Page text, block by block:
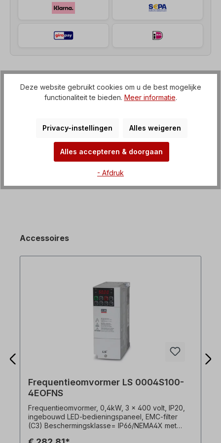
Beschrijving
Haakse motorreductor (tandwielkast met IEC-flens
Hz, 3 x 265/460 V-60 Hz (± 5%…
Meer
Kenmerken
Downloaden
Accessoires
Frequentieomvormer LS 0004S100-
4EOFNS
Frequentieomvormer, 0,4kW, 3 x 400 volt, IP20,
ingebouwd LED-bedieningspaneel, EMC-filter
(C3) Beschermingsklasse= IP66/NEMA4X met
Deze website gebruikt cookies om u de best mogelijke
functionaliteit te bieden. Meer informatie.
Privacy-instellingen Alles weigeren
Alles accepteren & doorgaan
- Afdruk